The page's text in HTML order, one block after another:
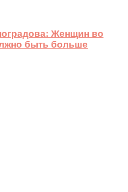
Женщин во
быть больше